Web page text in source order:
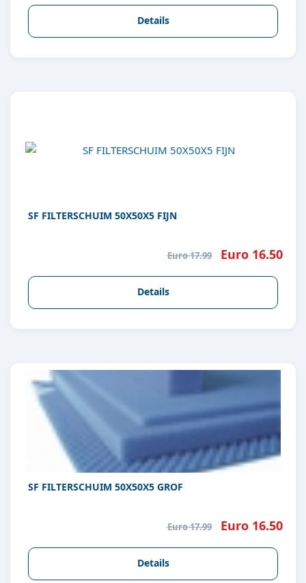
Details
SF FILTERSCHUIM 50X50X5 FIJN
Euro 17.99 Euro 16.50
Details
SF FILTERSCHUIM 50X50X5 GROF
Euro 17.99 Euro 16.50
Details